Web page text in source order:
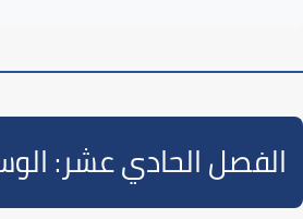
الفصل الحادي عشر: